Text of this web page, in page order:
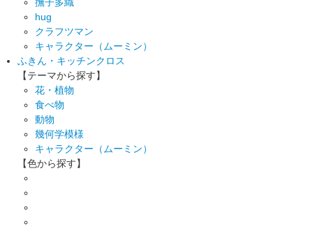
hug
クラフツマン
キャラクター（ムーミン）
ふきん・キッチンクロス
【テーマから探す】
花・植物
食べ物
動物
幾何学模様
キャラクター（ムーミン）
【色から探す】